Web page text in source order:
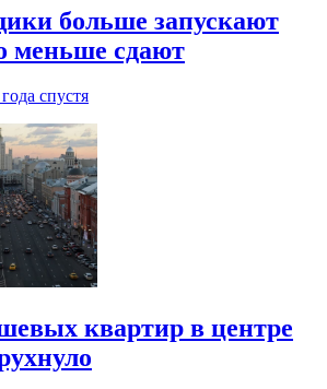
больше запускают
меньше сдают
спустя
квартир в центре